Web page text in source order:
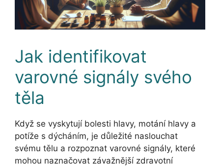
Jak identifikovat
varovné signály svého
těla
Když se vyskytují bolesti hlavy, motání hlavy a
potíže s dýcháním, je důležité naslouchat
svému tělu a rozpoznat varovné signály, které
mohou naznačovat závažnější zdravotní